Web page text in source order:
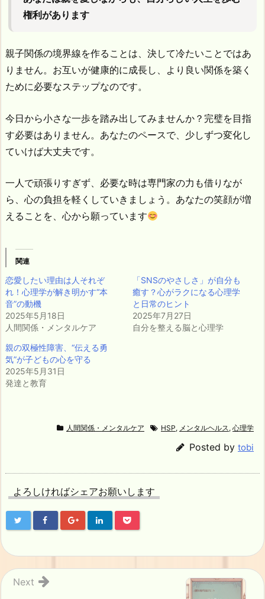
権利があります
親子関係の境界線を作ることは、決して冷たいことではあ
りません。お互いが健康的に成長し、より良い関係を築く
ために必要なステップなのです。
今日から小さな一歩を踏み出してみませんか？完璧を目指
す必要はありません。あなたのペースで、少しずつ変化し
ていけば大丈夫です。
一人で頑張りすぎず、必要な時は専門家の力も借りなが
ら、心の負担を軽くしていきましょう。あなたの笑顔が増
えることを、心から願っています
関連
恋愛したい理由は人それぞ
れ！心理学が解き明かす“本
音”の動機
2025年5月18日
人間関係・メンタルケア
「SNSのやさしさ」が自分も
癒す？心がラクになる心理学
と日常のヒント
2025年7月27日
自分を整える脳と心理学
親の双極性障害、“伝える勇
気”が子どもの心を守る
2025年5月31日
発達と教育
人間関係・メンタルケア HSP, メンタルヘルス , 心理学
Posted by tobi
よろしければシェアお願いします
Next